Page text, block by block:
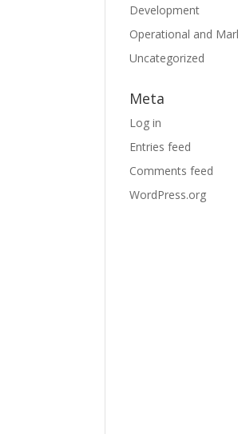
Development
Operational and
Uncategorized
Meta
Log in
Entries feed
Comments feed
WordPress.org